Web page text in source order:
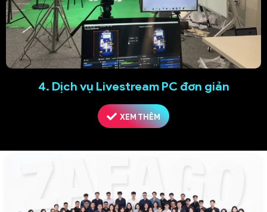
4. Dịch vụ Livestream PC đơn giản
XEM THÊM